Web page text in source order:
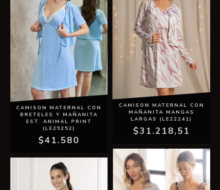
CAMISON MATERNAL CON
BRETELES Y MAÑANITA
EST. ANIMAL PRINT
(LE25252)
$41.580
CAMISON MATERNAL CON
MAÑANITA MANGAS
LARGAS (LE22241)
$31.218,51